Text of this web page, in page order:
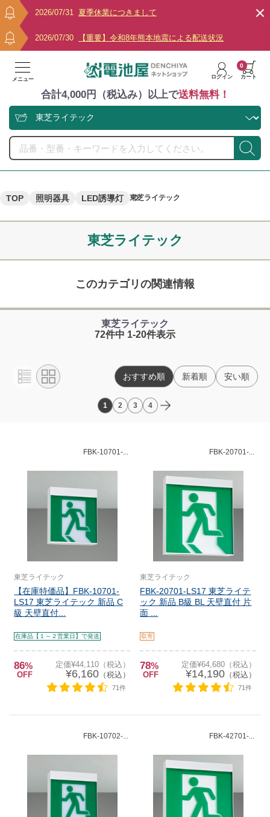
2026/07/31 夏季休業につきまして
2026/07/30 【重要】令和8年熊本地震による配送状況
メニュー ログイン カート
0
合計4,000円（税込み）以上で送料無料！
TOP 照明器具 LED誘導灯 東芝ライテック
東芝ライテック
このカテゴリの関連情報
東芝ライテック
72件中 1-20件表示
1 2 3 4
おすすめ順 新着順 安い順
FBK-10701-...
東芝ライテック
【在庫特価品】FBK-10701-
LS17 東芝ライテック 新品 C
級 天壁直付...
在庫品【１～２営業日】で発送
86%
OFF
定価¥44,110（税込）
¥6,160（税込）
71件
FBK-20701-...
東芝ライテック
FBK-20701-LS17 東芝ライテ
ック 新品 B級 BL 天壁直付 片
面 ...
取寄
78%
OFF
定価¥64,680（税込）
¥14,190（税込）
71件
FBK-10702-... FBK-42701-...